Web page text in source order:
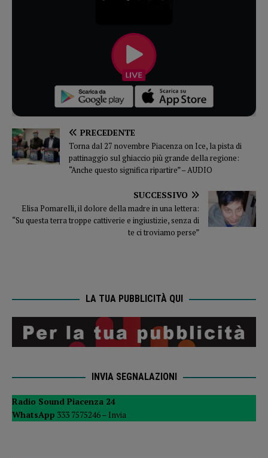
PRECEDENTE
Torna dal 27 novembre Piacenza on Ice, la pista di
pattinaggio sul ghiaccio più grande della regione:
“Anche questo significa ripartire” – AUDIO
SUCCESSIVO
Elisa Pomarelli, il dolore della madre in una lettera:
“Su questa terra troppe cattiverie e ingiustizie, senza di
te ci troviamo perse”
LA TUA PUBBLICITÀ QUI
INVIA SEGNALAZIONI
Radio Sound Piacenza 24
WhatsApp 333 7575246 – Invia